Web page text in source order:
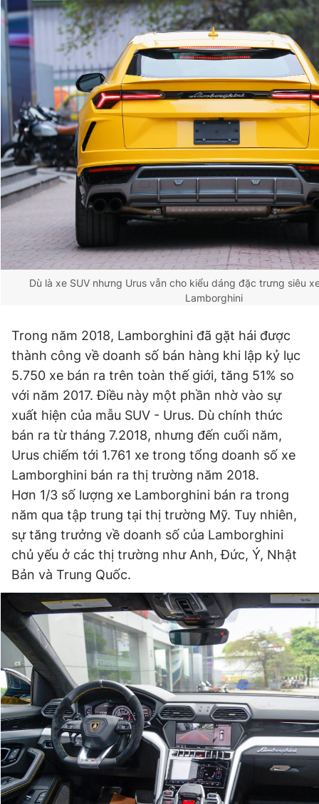
Hotline
0906 645 777
Liên hệ quảng cáo
0908 780 404
Đặt báo Quảng cáo RSS Tòa soạn Chính sách bảo
Tổng biên tập: Nguyễn Ngọc Toàn
Phó tổng biên tập thường trực: Hải Thành
Phó tổng biên tập: Lâm Hiếu Dũng
Phó tổng biên tập: Trần Việt Hưng
Tổng thư ký tòa soạn: Đức Trung
Giấy phép xuất bản số 110/GP - BTTTT cấp ngày 24.3.2020
© 2003-2026 Bản quyền thuộc về Báo Thanh Niên. Cấm sao
chép dưới mọi hình thức nếu không có sự chấp thuận bằng văn
bản. Phát triển bởi ePi Technologies, JSC.
Dù là xe SUV nhưng Urus vẫn cho kiểu dáng đặc trưng siêu
Lamborghini
Trong năm 2018, Lamborghini đã gặt hái được
thành công về doanh số bán hàng khi lập kỷ lục
5.750 xe bán ra trên toàn thế giới, tăng 51% so
với năm 2017. Điều này một phần nhờ vào sự
xuất hiện của mẫu SUV - Urus. Dù chính thức
bán ra từ tháng 7.2018, nhưng đến cuối năm,
Urus chiếm tới 1.761 xe trong tổng doanh số xe
Lamborghini bán ra thị trường năm 2018.
Hơn 1/3 số lượng xe Lamborghini bán ra trong
năm qua tập trung tại thị trường Mỹ. Tuy nhiên,
sự tăng trưởng về doanh số của Lamborghini
chủ yếu ở các thị trường như Anh, Đức, Ý, Nhật
Bản và Trung Quốc.